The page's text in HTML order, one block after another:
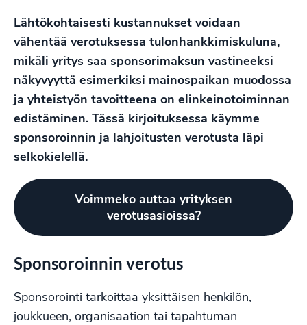
Lähtökohtaisesti kustannukset voidaan
vähentää verotuksessa tulonhankkimiskuluna,
mikäli yritys saa sponsorimaksun vastineeksi
näkyvyyttä esimerkiksi mainospaikan muodossa
ja yhteistyön tavoitteena on elinkeinotoiminnan
edistäminen. Tässä kirjoituksessa käymme
sponsoroinnin ja lahjoitusten verotusta läpi
selkokielellä.
Voimmeko auttaa yrityksen
verotusasioissa?
Sponsoroinnin verotus
Sponsorointi tarkoittaa yksittäisen henkilön,
joukkueen, organisaation tai tapahtuman